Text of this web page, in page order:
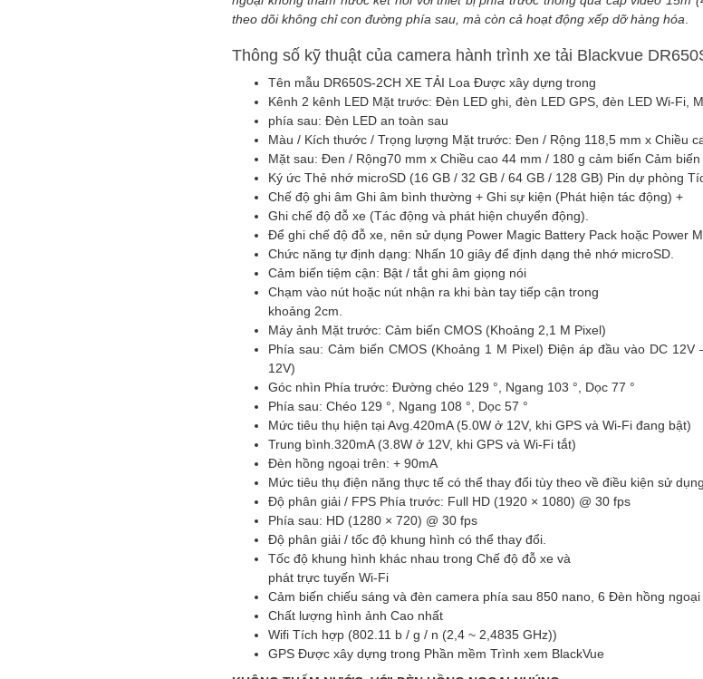
theo dõi không chỉ con đường phía sau, mà còn cả hoạt động xếp dỡ hàng hóa
Thông số kỹ thuật của camera hành trình xe tải Blackvue
Tên mẫu DR650S-2CH XE TẢI Loa Được xây dựng trong
Kênh 2 kênh LED Mặt trước: Đèn LED ghi, đèn LED GPS, đèn LED Wi-Fi,
phía sau: Đèn LED an toàn sau
Màu / Kích thước / Trọng lượng Mặt trước: Đen / Rộng 118,5 mm x Chiều
Mặt sau: Đen / Rộng70 mm x Chiều cao 44 mm / 180 g cảm biến Cảm
Ký ức Thẻ nhớ microSD (16 GB / 32 GB / 64 GB / 128 GB) Pin dự phòng
Chế độ ghi âm Ghi âm bình thường + Ghi sự kiện (Phát hiện tác động) +
Ghi chế độ đỗ xe (Tác động và phát hiện chuyển động).
Để ghi chế độ đỗ xe, nên sử dụng Power Magic Battery Pack hoặc Power
Chức năng tự định dạng: Nhấn 10 giây để định dạng thẻ nhớ microSD.
Cảm biến tiệm cận: Bật / tắt ghi âm giọng nói
Chạm vào nút hoặc nút nhận ra khi bàn tay tiếp cận trong
khoảng 2cm.
Máy ảnh Mặt trước: Cảm biến CMOS (Khoảng 2,1 M Pixel)
Phía sau: Cảm biến CMOS (Khoảng 1 M Pixel) Điện áp đầu vào DC
12V)
Góc nhìn Phía trước: Đường chéo 129 °, Ngang 103 °, Dọc 77 °
Phía sau: Chéo 129 °, Ngang 108 °, Dọc 57 °
Mức tiêu thụ hiện tại Avg.420mA (5.0W ở 12V, khi GPS và Wi-Fi đang bật)
Trung bình.320mA (3.8W ở 12V, khi GPS và Wi-Fi tắt)
Đèn hồng ngoại trên: + 90mA
Mức tiêu thụ điện năng thực tế có thể thay đổi tùy theo về điều kiện sử
Độ phân giải / FPS Phía trước: Full HD (1920 × 1080) @ 30 fps
Phía sau: HD (1280 × 720) @ 30 fps
Độ phân giải / tốc độ khung hình có thể thay đổi.
Tốc độ khung hình khác nhau trong Chế độ đỗ xe và
phát trực tuyến Wi-Fi
Cảm biến chiếu sáng và đèn camera phía sau 850 nano, 6 Đèn hồng ngoại
Chất lượng hình ảnh Cao nhất
Wifi Tích hợp (802.11 b / g / n (2,4 ~ 2,4835 GHz))
GPS Được xây dựng trong Phần mềm Trình xem BlackVue